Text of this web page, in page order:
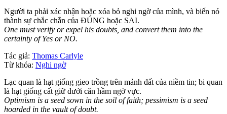
Người ta phải xác nhận hoặc xóa bỏ nghi ngờ của mình, và biến nó
thành sự chắc chắn của ĐÚNG hoặc SAI.
One must verify or expel his doubts, and convert them into the
certainty of Yes or NO.
Tác giả: Thomas Carlyle
Từ khóa: Nghi ngờ
Lạc quan là hạt giống gieo trồng trên mảnh đất của niềm tin; bi quan
là hạt giống cất giữ dưới căn hầm ngờ vực.
Optimism is a seed sown in the soil of faith; pessimism is a seed
hoarded in the vault of doubt.